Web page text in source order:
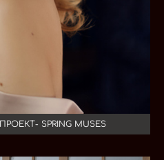
SPRING MUSES